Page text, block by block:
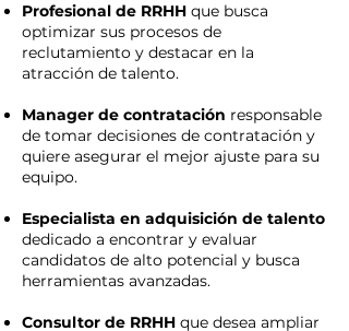
Profesional de RRHH que busca
optimizar sus procesos de
reclutamiento y destacar en la
atracción de talento.
Manager de contratación responsable
de tomar decisiones de contratación y
quiere asegurar el mejor ajuste para su
equipo.
Especialista en adquisición de talento
dedicado a encontrar y evaluar
candidatos de alto potencial y busca
herramientas avanzadas.
Consultor de RRHH que desea ampliar